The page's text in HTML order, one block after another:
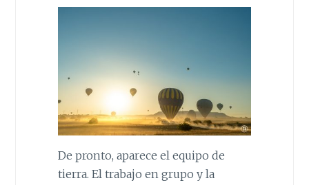
De pronto, aparece el equipo de
tierra. El trabajo en grupo y la